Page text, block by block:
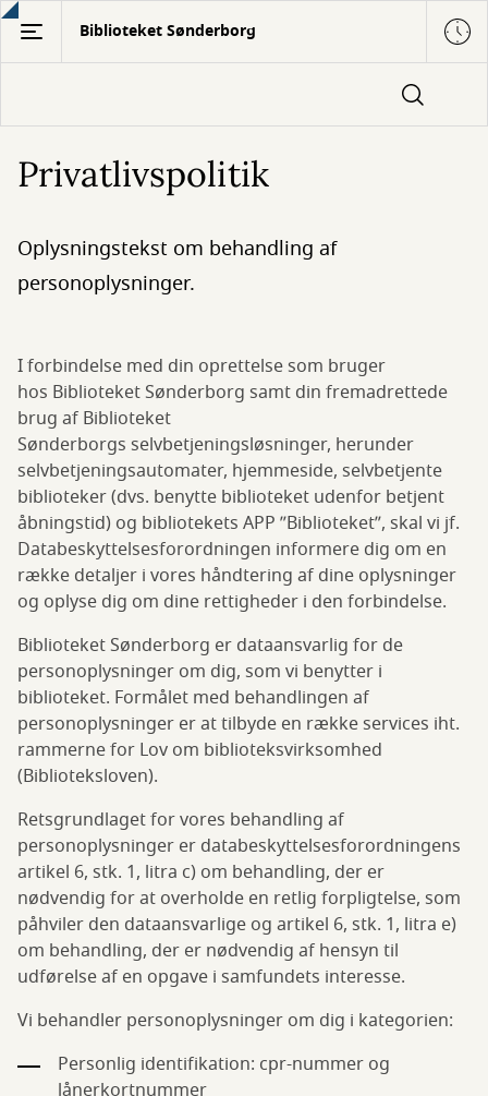
Gå
hovedindhold
Biblioteket Sønderborg
Privatlivspolitik
Oplysningstekst om behandling af
personoplysninger.
I forbindelse med din oprettelse som bruger
hos Biblioteket Sønderborg samt din fremadrettede
brug af Biblioteket
Sønderborgs selvbetjeningsløsninger, herunder
selvbetjeningsautomater, hjemmeside, selvbetjente
biblioteker (dvs. benytte biblioteket udenfor betjent
åbningstid) og bibliotekets APP ”Biblioteket”, skal vi jf.
Databeskyttelsesforordningen informere dig om en
række detaljer i vores håndtering af dine oplysninger
og oplyse dig om dine rettigheder i den forbindelse.
Biblioteket Sønderborg er dataansvarlig for de
personoplysninger om dig, som vi benytter i
biblioteket. Formålet med behandlingen af
personoplysninger er at tilbyde en række services iht.
rammerne for Lov om biblioteksvirksomhed
(Biblioteksloven).
Retsgrundlaget for vores behandling af
personoplysninger er databeskyttelsesforordningens
artikel 6, stk. 1, litra c) om behandling, der er
nødvendig for at overholde en retlig forpligtelse, som
påhviler den dataansvarlige og artikel 6, stk. 1, litra e)
om behandling, der er nødvendig af hensyn til
udførelse af en opgave i samfundets interesse.
Vi behandler personoplysninger om dig i kategorien:
Personlig identifikation: cpr-nummer og
lånerkortnummer